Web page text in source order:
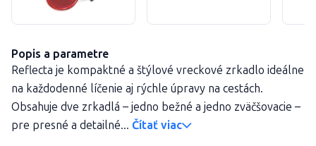
Popis a parametre
Reflecta je kompaktné a štýlové vreckové zrkadlo ideálne
na každodenné líčenie aj rýchle úpravy na cestách.
Obsahuje dve zrkadlá – jedno bežné a jedno zväčšovacie –
pre presné a detailné... Čítať viac